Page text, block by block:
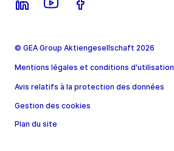
© GEA Group Aktiengesellschaft 2026
Mentions légales et conditions d'utilisation
Avis relatifs à la protection des données
Gestion des cookies
Plan du site